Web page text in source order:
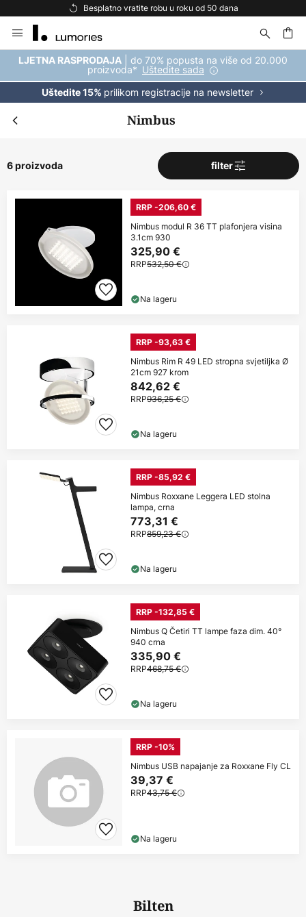
Besplatno vratite robu u roku od 50 dana
to
Content
LJETNA RASPRODAJA | do 70% popusta na više od 20.000
proizvoda* Uštedite sada
Uštedite 15% prilikom registracije na newsletter
Nimbus
6 proizvoda filter
RRP -206,60 €
Nimbus modul R 36 TT plafonjera visina
3.1cm 930
325,90 €
RRP532,50 €
Na lageru
RRP -93,63 €
Nimbus Rim R 49 LED stropna svjetiljka Ø
21cm 927 krom
842,62 €
RRP936,25 €
Na lageru
RRP -85,92 €
Nimbus Roxxane Leggera LED stolna
lampa, crna
773,31 €
RRP859,23 €
Na lageru
RRP -132,85 €
Nimbus Q Četiri TT lampe faza dim. 40°
940 crna
335,90 €
RRP468,75 €
Na lageru
RRP -10%
Nimbus USB napajanje za Roxxane Fly CL
39,37 €
RRP43,75 €
Na lageru
Bilten